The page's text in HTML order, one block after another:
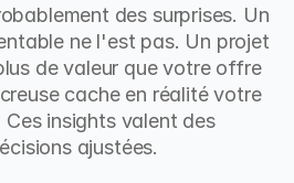
des surprises. Un
ne l'est pas. Un projet
de valeur que votre offre
cache en réalité votre
insights valent des
ajustées.